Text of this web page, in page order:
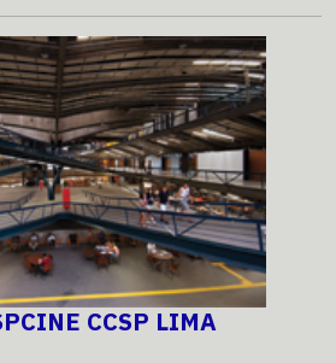
CCSP LIMA